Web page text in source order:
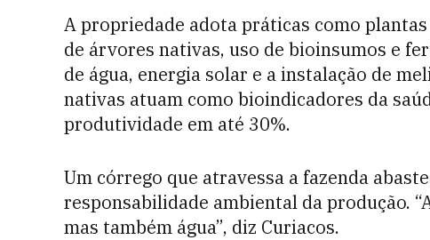
A propriedade adota práticas como
de árvores nativas, uso de bioinsumos e
de água, energia solar e a instalação de
nativas atuam como bioindicadores da
produtividade em até 30%.
Um córrego que atravessa a fazenda
responsabilidade ambiental da produção.
mas também água”, diz Curiacos.